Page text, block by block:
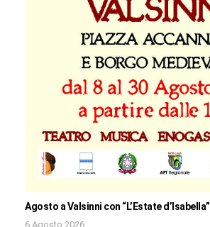
Agosto a Valsinni con “L’Estate d’Isabella”
6 Agosto 2026